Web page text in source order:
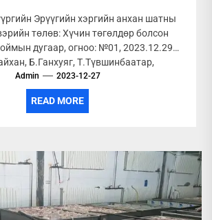
Эрүүгийн хэргийн анхан шатны
төлөв: Хүчин төгөлдөр болсон
дугаар, огноо: №01, 2023.12.29
Б.Ганхуяг, Т.Түвшинбаатар,
Б.Отгонжаргал,
Г.Гантөмөр,...
Admin 2023-12-27
READ MORE